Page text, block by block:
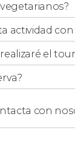
actividad con
el
con